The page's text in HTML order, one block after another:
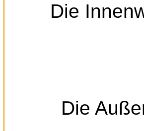
Die
Die